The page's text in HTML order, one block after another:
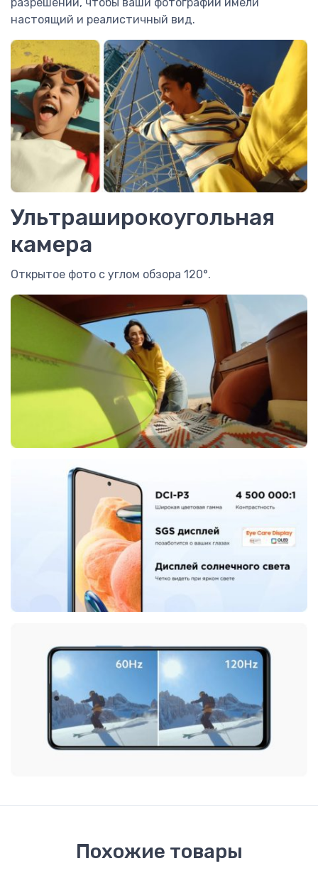
настоящий и реалистичный вид.
Ультраширокоугольная
камера
Открытое фото с углом обзора 120°.
Похожие товары